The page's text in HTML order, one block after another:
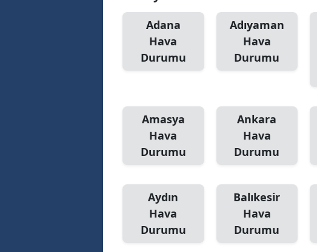
Adana
Hava
Durumu
Adıyaman
Hava
Durumu
Amasya
Hava
Durumu
Ankara
Hava
Durumu
Aydın
Hava
Durumu
Balıkesir
Hava
Durumu